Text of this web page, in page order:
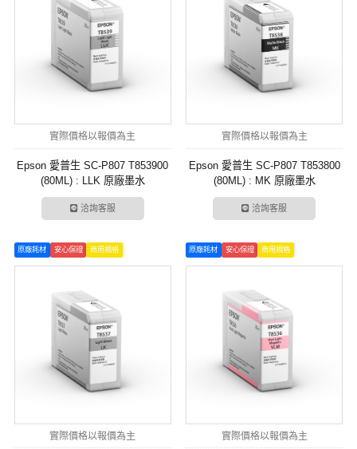
實際價格以報價為主
Epson 愛普生 SC-P807 T853900
(80ML) : LLK 原廠墨水
洽詢客服
實際價格以報價為主
Epson 愛普生 SC-P807 T853800
(80ML) : MK 原廠墨水
洽詢客服
原廠耗材 安心保證 商用規格
實際價格以報價為主
原廠耗材 安心保證 商用規格
實際價格以報價為主